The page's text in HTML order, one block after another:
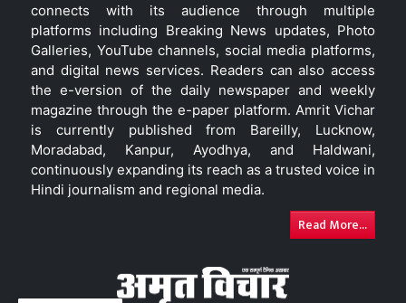
connects with its audience through multiple
platforms including Breaking News updates, Photo
Galleries, YouTube channels, social media platforms,
and digital news services. Readers can also access
the e-version of the daily newspaper and weekly
magazine through the e-paper platform. Amrit Vichar
is currently published from Bareilly, Lucknow,
Moradabad, Kanpur, Ayodhya, and Haldwani,
continuously expanding its reach as a trusted voice in
Hindi journalism and regional media.
Read More...